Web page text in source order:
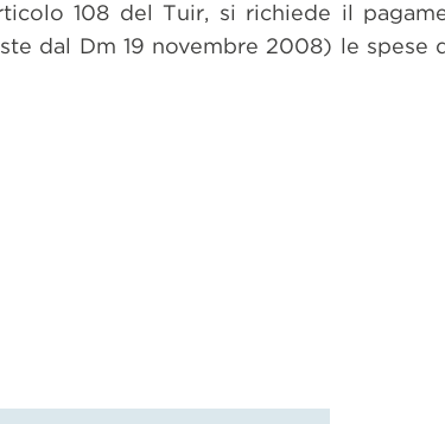
108 del Tuir, si richiede il
dal Dm 19 novembre 2008) le spese